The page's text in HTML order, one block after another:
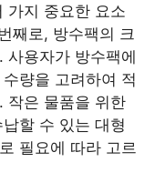
가지 중요한 요소
째로, 방수팩의 크
사용자가 방수팩에
량을 고려하여 적
작은 물품을 위한
할 수 있는 대형
필요에 따라 고르